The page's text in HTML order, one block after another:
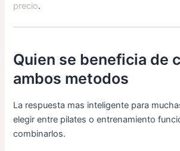
precio.
Quien se beneficia de
ambos metodos
La respuesta mas inteligente para
elegir entre pilates o entrenamiento
combinarlos.